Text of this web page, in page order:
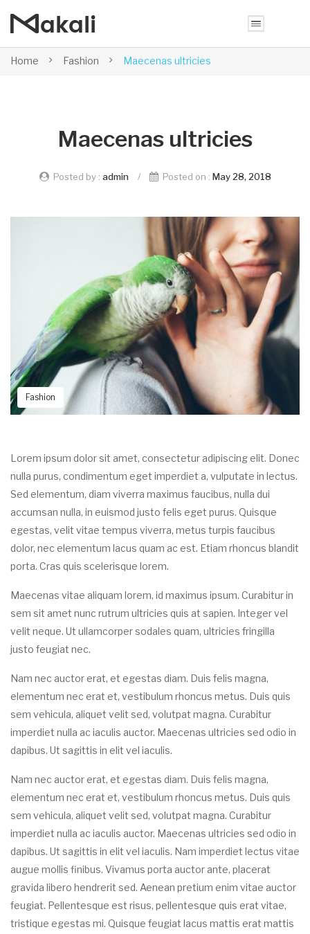
Home Fashion Maecenas ultricies
Maecenas ultricies
Posted by : admin / Posted on : May 28, 2018
Fashion
Lorem ipsum dolor sit amet, consectetur adipiscing elit. Donec
nulla purus, condimentum eget imperdiet a, vulputate in lectus.
Sed elementum, diam viverra maximus faucibus, nulla dui
accumsan nulla, in euismod justo felis eget purus. Quisque
egestas, velit vitae tempus viverra, metus turpis faucibus
dolor, nec elementum lacus quam ac est. Etiam rhoncus blandit
porta. Cras quis scelerisque lorem.
Maecenas vitae aliquam lorem, id maximus ipsum. Curabitur in
sem sit amet nunc rutrum ultricies quis at sapien. Integer vel
velit neque. Ut ullamcorper sodales quam, ultricies fringilla
justo feugiat nec.
Nam nec auctor erat, et egestas diam. Duis felis magna,
elementum nec erat et, vestibulum rhoncus metus. Duis quis
sem vehicula, aliquet velit sed, volutpat magna. Curabitur
imperdiet nulla ac iaculis auctor. Maecenas ultricies sed odio in
dapibus. Ut sagittis in elit vel iaculis.
Nam nec auctor erat, et egestas diam. Duis felis magna,
elementum nec erat et, vestibulum rhoncus metus. Duis quis
sem vehicula, aliquet velit sed, volutpat magna. Curabitur
imperdiet nulla ac iaculis auctor. Maecenas ultricies sed odio in
dapibus. Ut sagittis in elit vel iaculis. Nam imperdiet lectus vitae
augue mollis finibus. Vivamus porta auctor ante, placerat
gravida libero hendrerit sed. Aenean pretium enim vitae auctor
feugiat. Pellentesque est risus, pellentesque quis erat vitae,
tristique egestas mi. Quisque feugiat lacus mattis erat mattis